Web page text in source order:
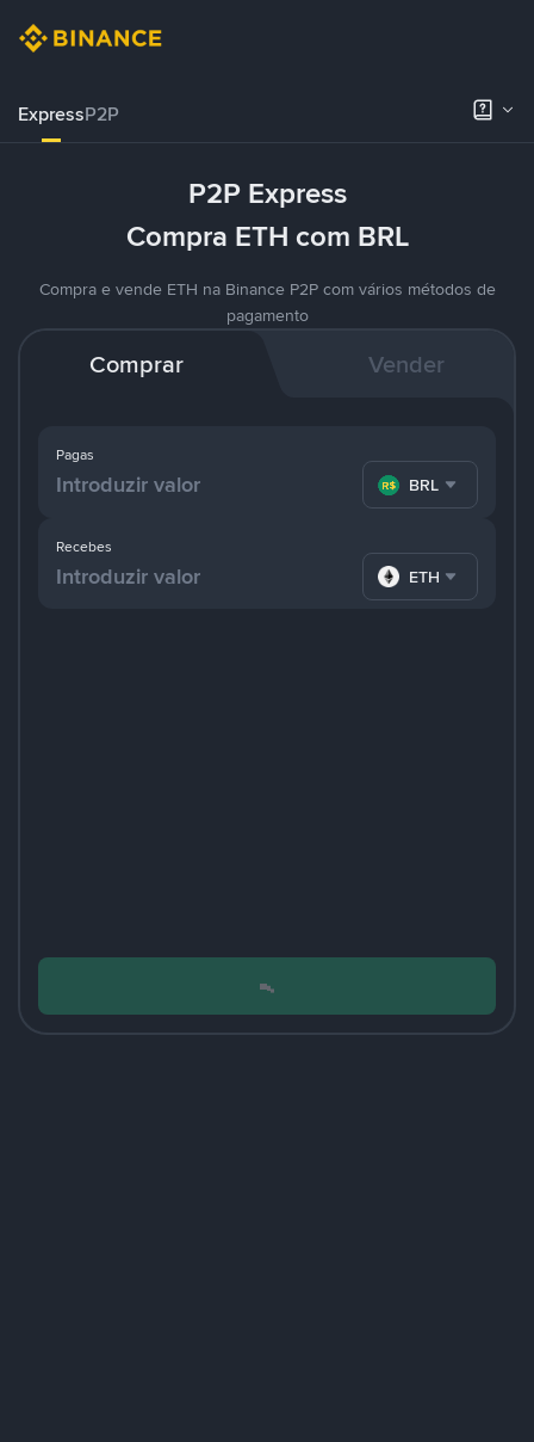
ExpressP2P
P2P Express
Compra ETH com BRL
Compra e vende ETH na Binance P2P com vários métodos de
pagamento
Comprar Vender
Pagas
BRL
Recebes
ETH